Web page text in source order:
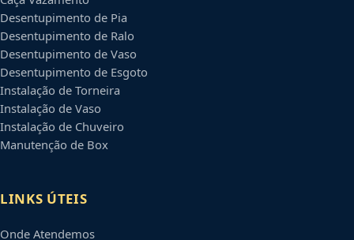
Desentupimento de Pia
Desentupimento de Ralo
Desentupimento de Vaso
Desentupimento de Esgoto
Instalação de Torneira
Instalação de Vaso
Instalação de Chuveiro
Manutenção de Box
LINKS ÚTEIS
Onde Atendemos